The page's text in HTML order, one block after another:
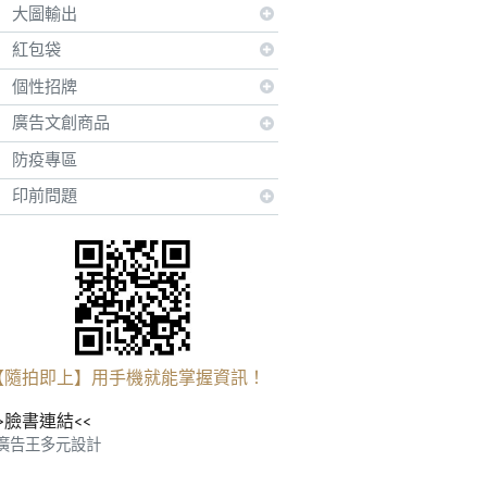
大圖輸出
紅包袋
個性招牌
廣告文創商品
防疫專區
印前問題
隨拍即上】用手機就能掌握資訊！
臉書連結<<
告王多元設計